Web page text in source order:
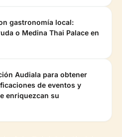
gastronomía local:
o Medina Thai Palace en
Audiala para obtener
de eventos y
enriquezcan su